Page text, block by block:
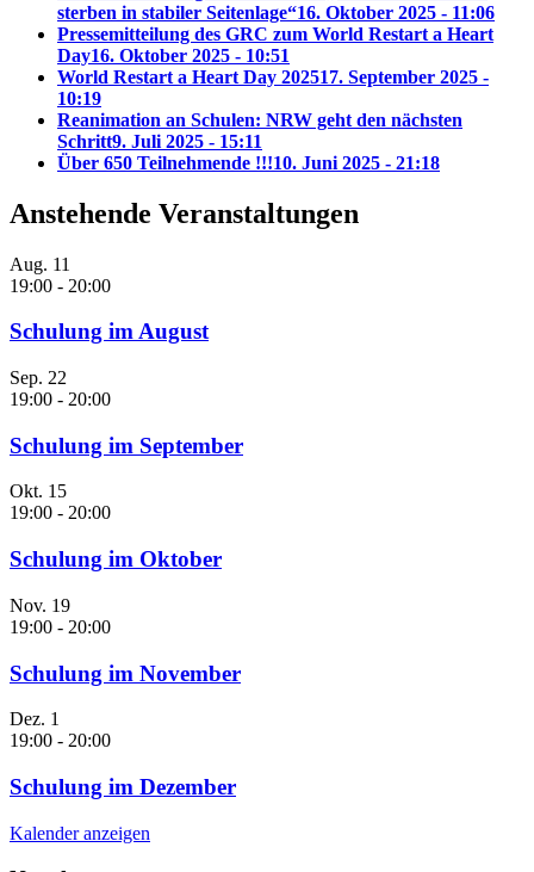
sterben in stabiler Seitenlage“16. Oktober 2025 - 11:06
Pressemitteilung des GRC zum World Restart a Heart
Day16. Oktober 2025 - 10:51
World Restart a Heart Day 202517. September 2025 -
10:19
Reanimation an Schulen: NRW geht den nächsten
Schritt9. Juli 2025 - 15:11
Über 650 Teilnehmende !!!10. Juni 2025 - 21:18
Anstehende Veranstaltungen
Aug. 11
19:00 - 20:00
Schulung im August
Sep. 22
19:00 - 20:00
Schulung im September
Okt. 15
19:00 - 20:00
Schulung im Oktober
Nov. 19
19:00 - 20:00
Schulung im November
Dez. 1
19:00 - 20:00
Schulung im Dezember
Kalender anzeigen